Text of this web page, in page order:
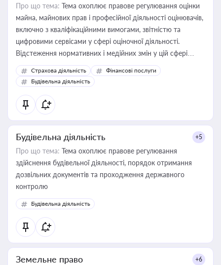
Про що тема: Тема охоплює правове регулювання оцінки
майна, майнових прав і професійної діяльності оцінювачів,
включно з кваліфікаційними вимогами, звітністю та
цифровими сервісами у сфері оціночної діяльності.
Відстеження нормативних і медійних змін у цій сфері
корисне для власника бізнесу, керівника, юриста або
бухгалтера під час оподаткування, приватизації, оренди
державного майна, корпоративних угод і перевірки
статусу суб'єктів оціночної діяльності
Страхова діяльність
Фінансові послуги
Будівельна діяльність
Будівельна діяльність +5
Про що тема: Тема охоплює правове регулювання
здійснення будівельної діяльності, порядок отримання
дозвільних документів та проходження державного
контролю
Будівельна діяльність
Земельне право +6